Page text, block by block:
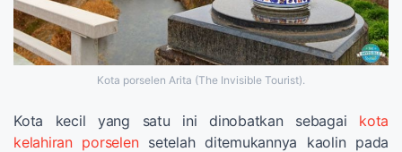
Kota porselen Arita (The Invisible Tourist).
Kota kecil yang satu ini dinobatkan sebagai kota
kelahiran porselensetelah ditemukannya kaolin pada